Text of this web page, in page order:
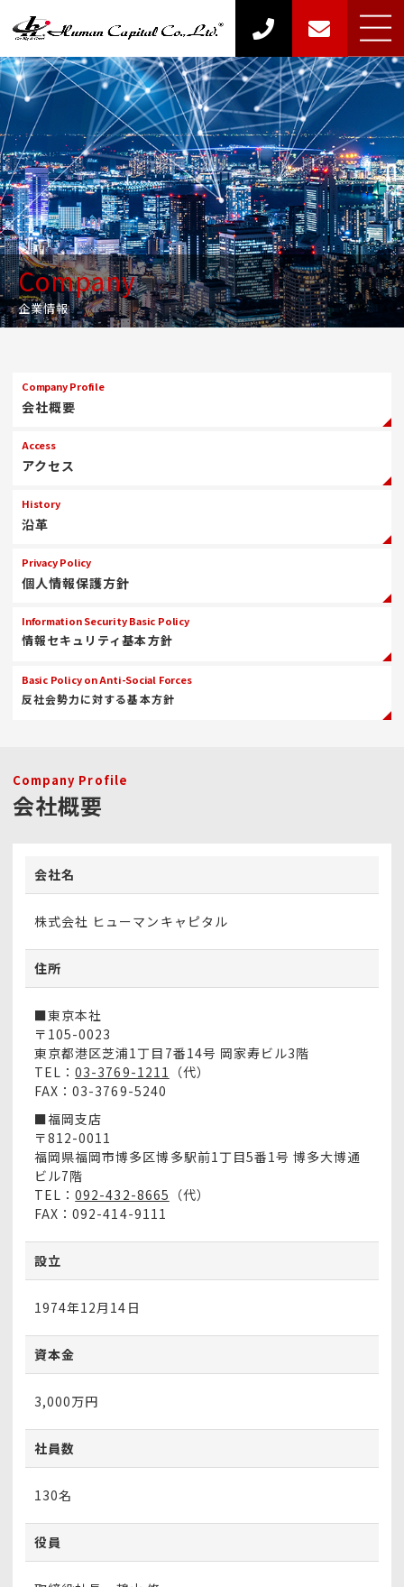
Company
Profile
会社概要
アクセス
History
Privacy Policy
個人情報保護方針
Information
Security Basic
Company
企業情報
Company Profile
会社概要
Access
アクセス
History
沿革
Privacy Policy
個人情報保護方針
Information Security Basic Policy
情報セキュリティ基本方針
Basic Policy on Anti-Social Forces
反社会勢力に対する基本方針
Company Profile
会社概要
会社名
株式会社 ヒューマンキャピタル
住所
■東京本社
〒105-0023
東京都港区芝浦1丁目7番14号 岡家寿ビル3階
TEL：03-3769-1211
（代）
FAX：03-3769-5240
■福岡支店
〒812-0011
福岡県福岡市博多区博多駅前1丁目5番1号 博多大博通
ビル7階
TEL：092-432-8665 （代）
FAX：092-414-9111
設立
1974年12月14日
資本金
3,000万円
社員数
130名
役員